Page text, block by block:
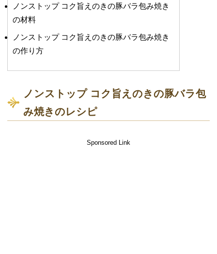
ノンストップ コク旨えのきの豚バラ包み焼き
の材料
ノンストップ コク旨えのきの豚バラ包み焼き
の作り方
ノンストップ コク旨えのきの豚バラ包
み焼きのレシピ
Sponsored Link